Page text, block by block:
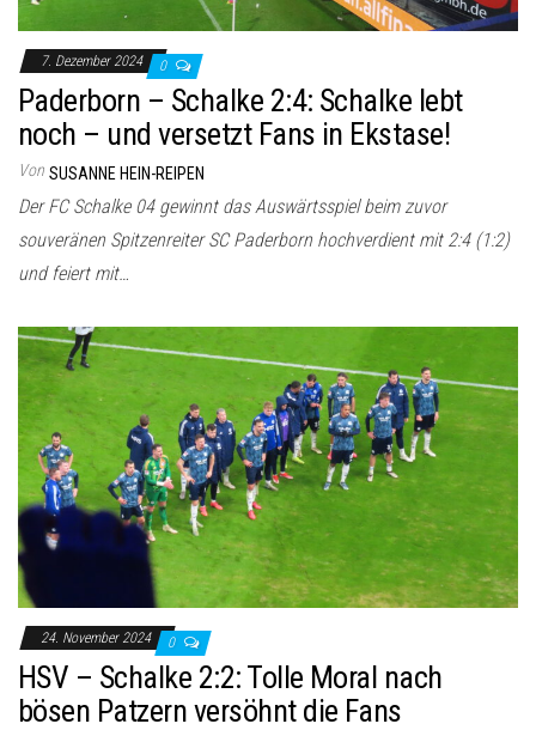
7. Dezember 2024 0
Paderborn – Schalke 2:4: Schalke lebt
noch – und versetzt Fans in Ekstase!
Von SUSANNE HEIN-REIPEN
Der FC Schalke 04 gewinnt das Auswärtsspiel beim zuvor
souveränen Spitzenreiter SC Paderborn hochverdient mit 2:4 (1:2)
und feiert mit…
24. November 2024 0
HSV – Schalke 2:2: Tolle Moral nach
bösen Patzern versöhnt die Fans